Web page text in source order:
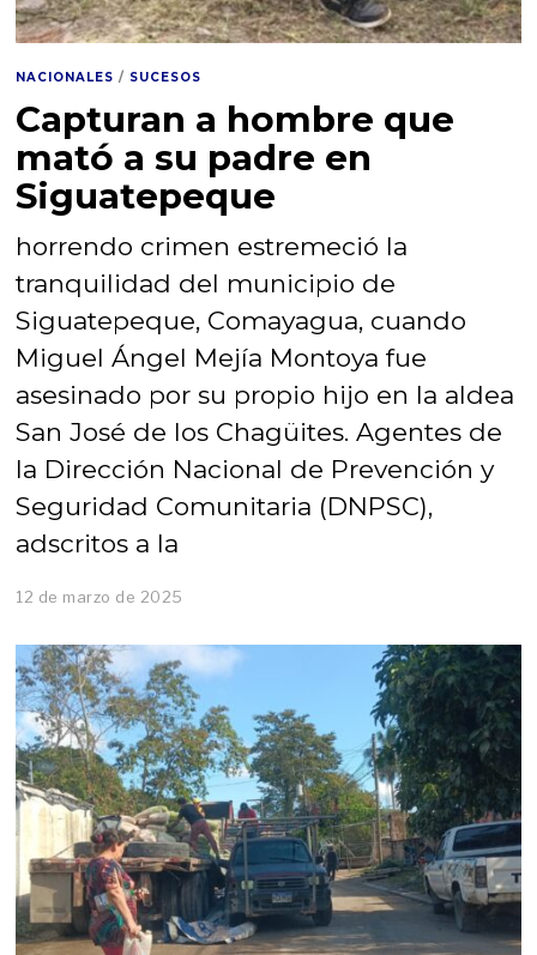
NACIONALES / SUCESOS
Capturan a hombre que
mató a su padre en
Siguatepeque
horrendo crimen estremeció la
tranquilidad del municipio de
Siguatepeque, Comayagua, cuando
Miguel Ángel Mejía Montoya fue
asesinado por su propio hijo en la aldea
San José de los Chagüites. Agentes de
la Dirección Nacional de Prevención y
Seguridad Comunitaria (DNPSC),
adscritos a la
12 de marzo de 2025
m
a
r
z
o
d
e
2
0
2